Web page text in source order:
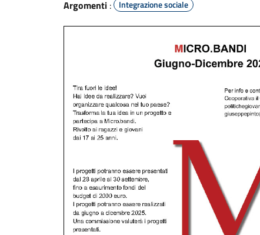
Argomenti : Integrazione sociale